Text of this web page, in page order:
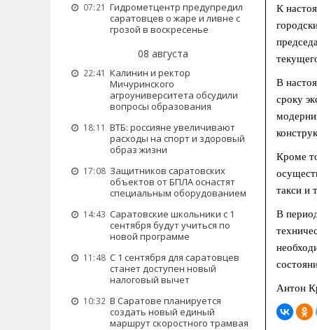
07:21 Гидрометцентр предупредил
саратовцев о жаре и ливне с
грозой в воскресенье
08 августа
22:41 Калинин и ректор
Мичуринского
агроуниверситета обсудили
вопросы образования
18:11 ВТБ: россияне увеличивают
расходы на спорт и здоровый
образ жизни
17:08 Защитников саратовских
объектов от БПЛА оснастят
специальным оборудованием
14:43 Саратовские школьники с 1
сентября будут учиться по
новой программе
11:48 С 1 сентября для саратовцев
станет доступен новый
налоговый вычет
10:32 В Саратове планируется
создать новый единый
маршрут скоростного трамвая
К
В
сроку
Кроме
такси и
В
Антон